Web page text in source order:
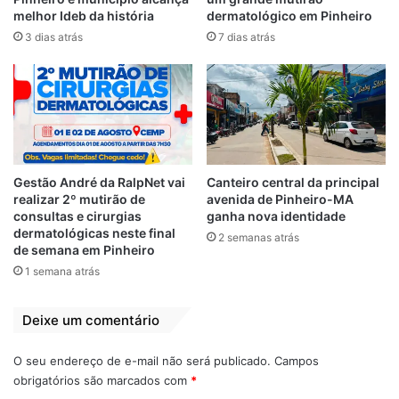
Instituto Ecobio, com o Instituto Brasileiro
de Politicas Públicas e com Box de Crossfit
Relacionado
Prefeitura de
Ribamar-MA
promove mutirão
de limpeza em
praia
7 de junho de 2021
Em "PINHEIRO-MA"
Prefeitura de
Ribamar-Ma reúne
donos de bares
para alinhar ações
na Praia do
Araçagy
Praia do Araçagy
em Ribamar-MA
em todo o calçadão
24 de maio de 2021
melhor Ideb da história
3 dias atrás
dermatológico em Pinheiro
7 dias atrás
Gestão André da RalpNet vai
realizar 2º mutirão de
consultas e cirurgias
dermatológicas neste final
de semana em Pinheiro
1 semana atrás
Canteiro central da principal
avenida de Pinheiro-MA
ganha nova identidade
2 semanas atrás
Deixe um comentário
O seu endereço de e-mail não será publicado. Campos
obrigatórios são marcados com *